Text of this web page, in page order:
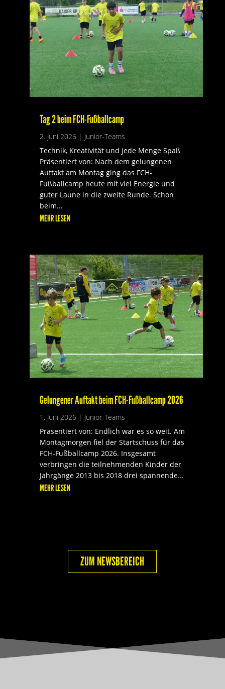
Tag 2 beim FCH-Fußballcamp
2. Juni 2026| Junior-Teams
Technik, Kreativität und jede Menge Spaß
Präsentiert von: Nach dem gelungenen
Auftakt am Montag ging das FCH-
Fußballcamp heute mit viel Energie und
guter Laune in die zweite Runde. Schon
beim...
MEHR LESEN
Gelungener Auftakt beim FCH-Fußballcamp 2026
1. Juni 2026| Junior-Teams
Präsentiert von: Endlich war es so weit. Am
Montagmorgen fiel der Startschuss für das
FCH-Fußballcamp 2026. Insgesamt
verbringen die teilnehmenden Kinder der
Jahrgänge 2013 bis 2018 drei spannende...
MEHR LESEN
ZUM NEWSBEREICH